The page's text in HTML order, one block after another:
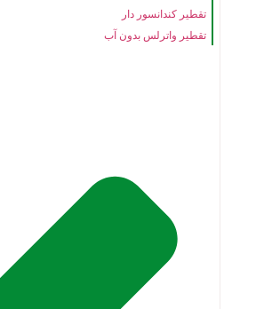
تقطیر کندانسور دار
تقطیر واترلس بدون آب